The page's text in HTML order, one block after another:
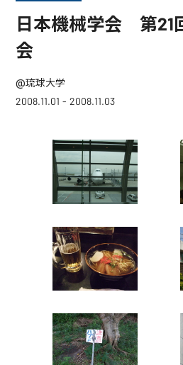
日本機械学会 第21
会
@琉球大学
2008.11.01 - 2008.11.03